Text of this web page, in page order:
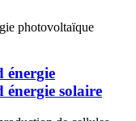
énergie
solaire